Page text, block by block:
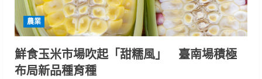
n
g
農業
鮮食玉米市場吹起「甜糯風」 臺南場積極
布局新品種育種